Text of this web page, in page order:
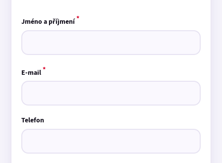
Jméno a příjmení*
E-mail*
Telefon